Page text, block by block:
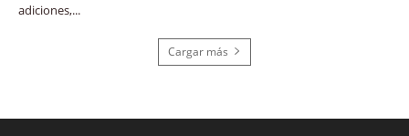
adiciones,...
Cargar más